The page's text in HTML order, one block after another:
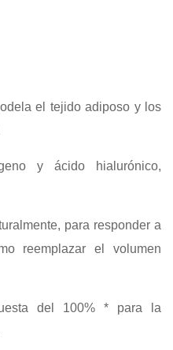
el tejido adiposo y los
y ácido hialurónico,
para responder a
reemplazar el volumen
del 100% * para la